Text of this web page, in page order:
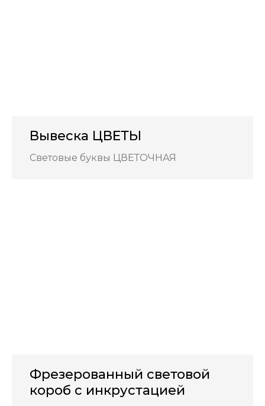
Вывеска ЦВЕТЫ
Световые буквы ЦВЕТОЧНАЯ
Фрезерованный световой
короб с инкрустацией